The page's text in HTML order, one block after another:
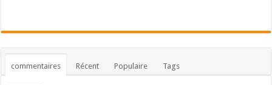
commentaires Récent Populaire Tags